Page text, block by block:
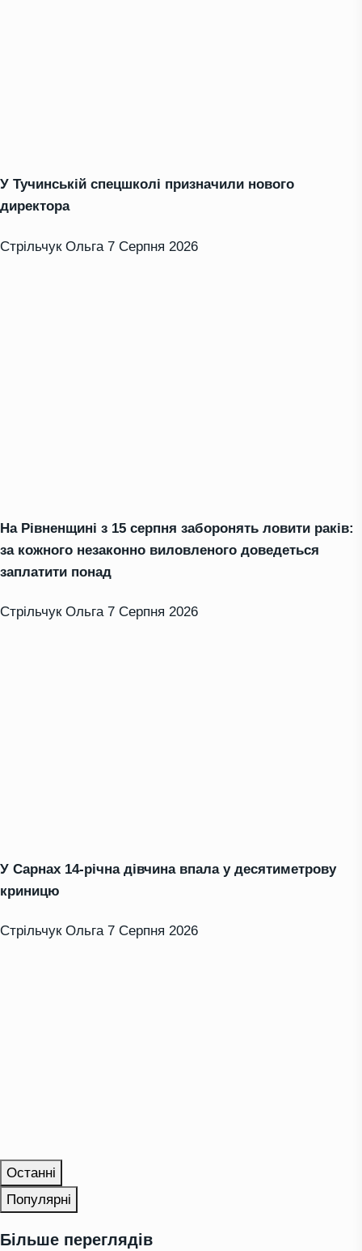
У Тучинській спецшколі призначили нового
директора
Стрільчук Ольга 7 Серпня 2026
На Рівненщині з 15 серпня заборонять ловити раків:
за кожного незаконно виловленого доведеться
заплатити понад
Стрільчук Ольга 7 Серпня 2026
У Сарнах 14-річна дівчина впала у десятиметрову
криницю
Стрільчук Ольга 7 Серпня 2026
Останні
Популярні
Більше переглядів